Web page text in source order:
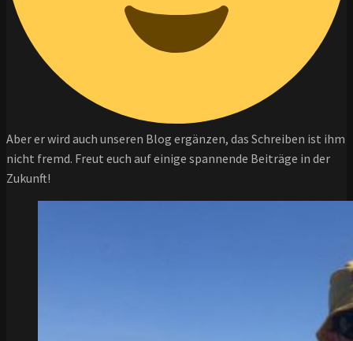
Aber er wird auch unseren Blog ergänzen, das Schreiben ist ihm
nicht fremd. Freut euch auf einige spannende Beiträge in der
Zukunft!